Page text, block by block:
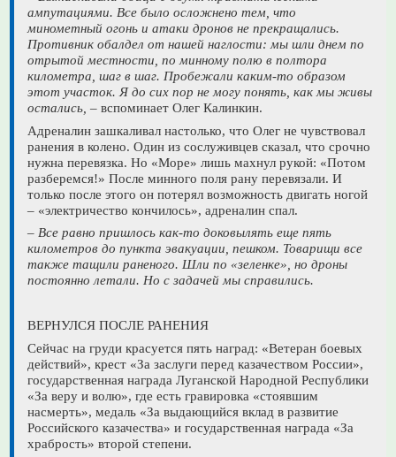
ампутациями. Все было осложнено тем, что
минометный огонь и атаки дронов не прекращались.
Противник обалдел от нашей наглости: мы шли днем по
отрытой местности, по минному полю в полтора
километра, шаг в шаг. Пробежали каким-то образом
этот участок. Я до сих пор не могу понять, как мы живы
остались, – вспоминает Олег Калинкин.
Адреналин зашкаливал настолько, что Олег не чувствовал
ранения в колено. Один из сослуживцев сказал, что срочно
нужна перевязка. Но «Море» лишь махнул рукой: «Потом
разберемся!» После минного поля рану перевязали. И
только после этого он потерял возможность двигать ногой
– «электричество кончилось», адреналин спал.
– Все равно пришлось как-то доковылять еще пять
километров до пункта эвакуации, пешком. Товарищи все
также тащили раненого. Шли по «зеленке», но дроны
постоянно летали. Но с задачей мы справились.
ВЕРНУЛСЯ ПОСЛЕ РАНЕНИЯ
Сейчас на груди красуется пять наград: «Ветеран боевых
действий», крест «За заслуги перед казачеством России»,
государственная награда Луганской Народной Республики
«За веру и волю», где есть гравировка «стоявшим
насмерть», медаль «За выдающийся вклад в развитие
Российского казачества» и государственная награда «За
храбрость» второй степени.